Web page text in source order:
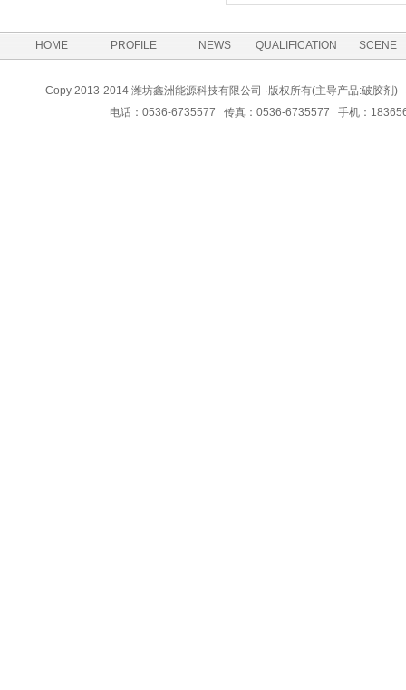
HOME PROFILE NEWS QUALIFICATION SCENE
Copy 2013-2014 潍坊鑫洲能源科技有限公司 ·版权所有(主导产品:破胶
电话：0536-6735577 传真：0536-6735577 手机：